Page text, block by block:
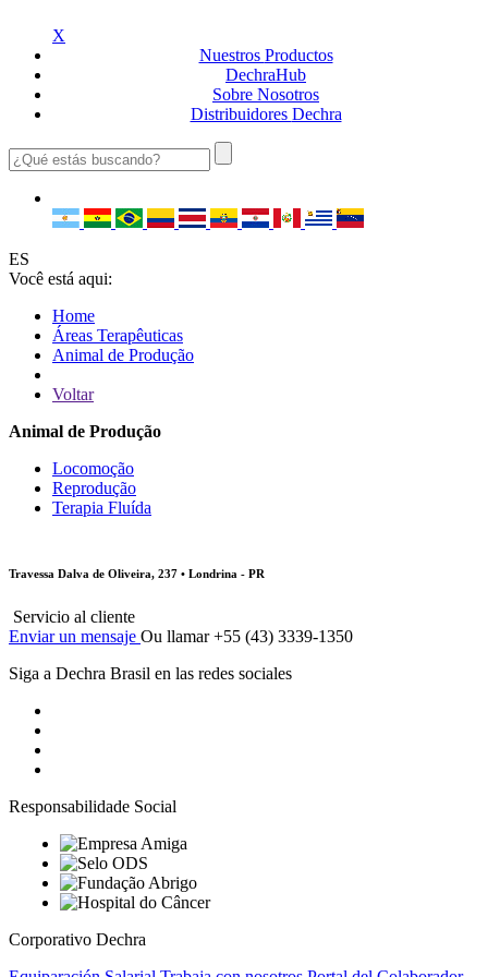
X
Nuestros Productos
DechraHub
Sobre Nosotros
Distribuidores Dechra
ES
Você está aqui:
Home
Áreas Terapêuticas
Animal de Produção
Voltar
Animal de Produção
Locomoção
Reprodução
Terapia Fluída
Travessa Dalva de Oliveira, 237 • Londrina - PR
Servicio al cliente
Enviar un mensaje Ou llamar +55 (43) 3339-1350
Siga a Dechra Brasil en las redes sociales
Responsabilidade Social
Corporativo Dechra